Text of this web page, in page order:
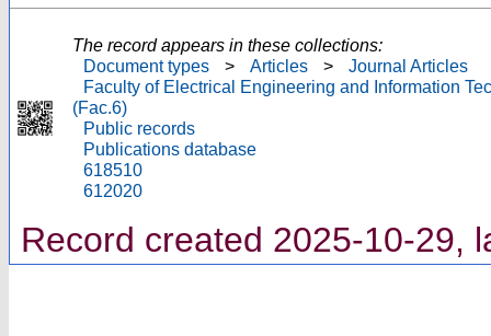
The record appears in these collections:
Document types
> Articles >
Journal Articles
Faculty of Electrical Engineering and Information
(Fac.6)
Public records
Publications database
618510
612020
Record created 2025-10-29,